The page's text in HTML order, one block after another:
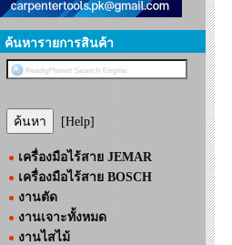
ค้นหารายการสินค้า
[Help]
เครื่องมือไร้สาย JEMAR
เครื่องมือไร้สาย BOSCH
งานตัด
งานเจาะทั้งหมด
งานไสไม้